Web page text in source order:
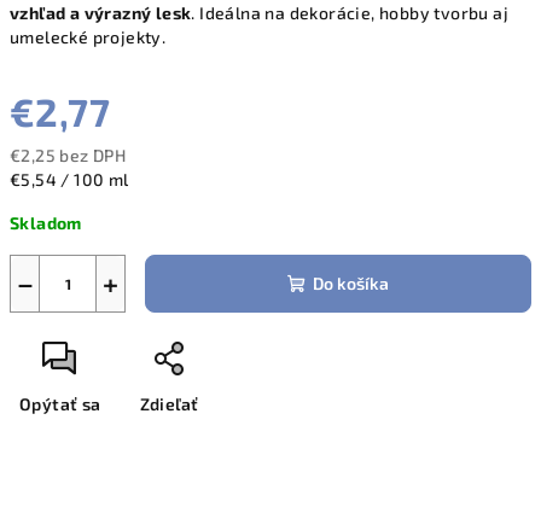
vzhľad a výrazný lesk. Ideálna na dekorácie, hobby tvorbu aj
umelecké projekty.
€2,77
€2,25 bez DPH
Jednotková
€5,54 / 100 ml
Skladom
+
− Do košíka
Opýtať sa Zdieľať